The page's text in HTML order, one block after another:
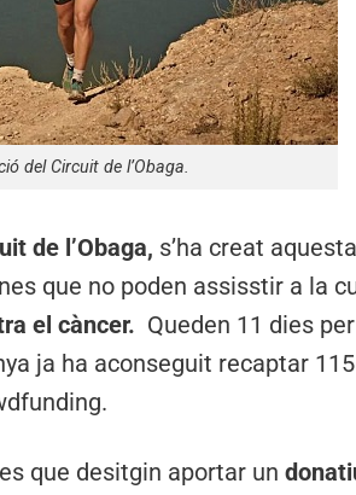
del Circuit de l’Obaga.
de l’Obaga, s’ha creat
que no poden assisstir a la
el càncer. Queden 11 dies
ja ha aconseguit recaptar
que desitgin aportar un